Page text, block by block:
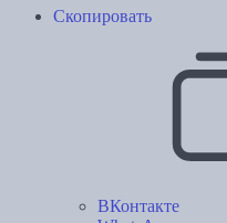
Скопировать
ВКонтакте